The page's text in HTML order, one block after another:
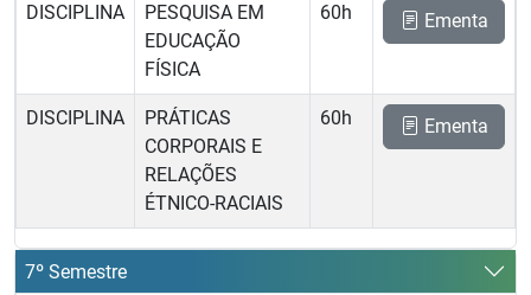
DISCIPLINA
PESQUISA EM
EDUCAÇÃO
FÍSICA
60h Ementa
DISCIPLINA
PRÁTICAS
CORPORAIS E
RELAÇÕES
ÉTNICO-RACIAIS
60h Ementa
7º Semestre